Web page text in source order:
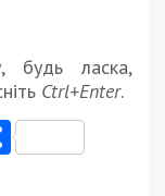
будь ласка,
Ctrl+Enter.